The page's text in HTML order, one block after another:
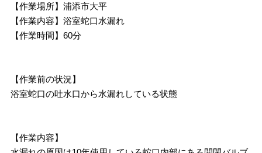
【作業場所】浦添市大平
【作業内容】浴室蛇口水漏れ
【作業時間】60分
【作業前の状況】
浴室蛇口の吐水口から水漏れしている状態
【作業内容】